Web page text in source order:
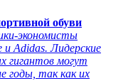
обуви
экономисты
Adidas. Лидерские
гигантов могут
годы, так как их